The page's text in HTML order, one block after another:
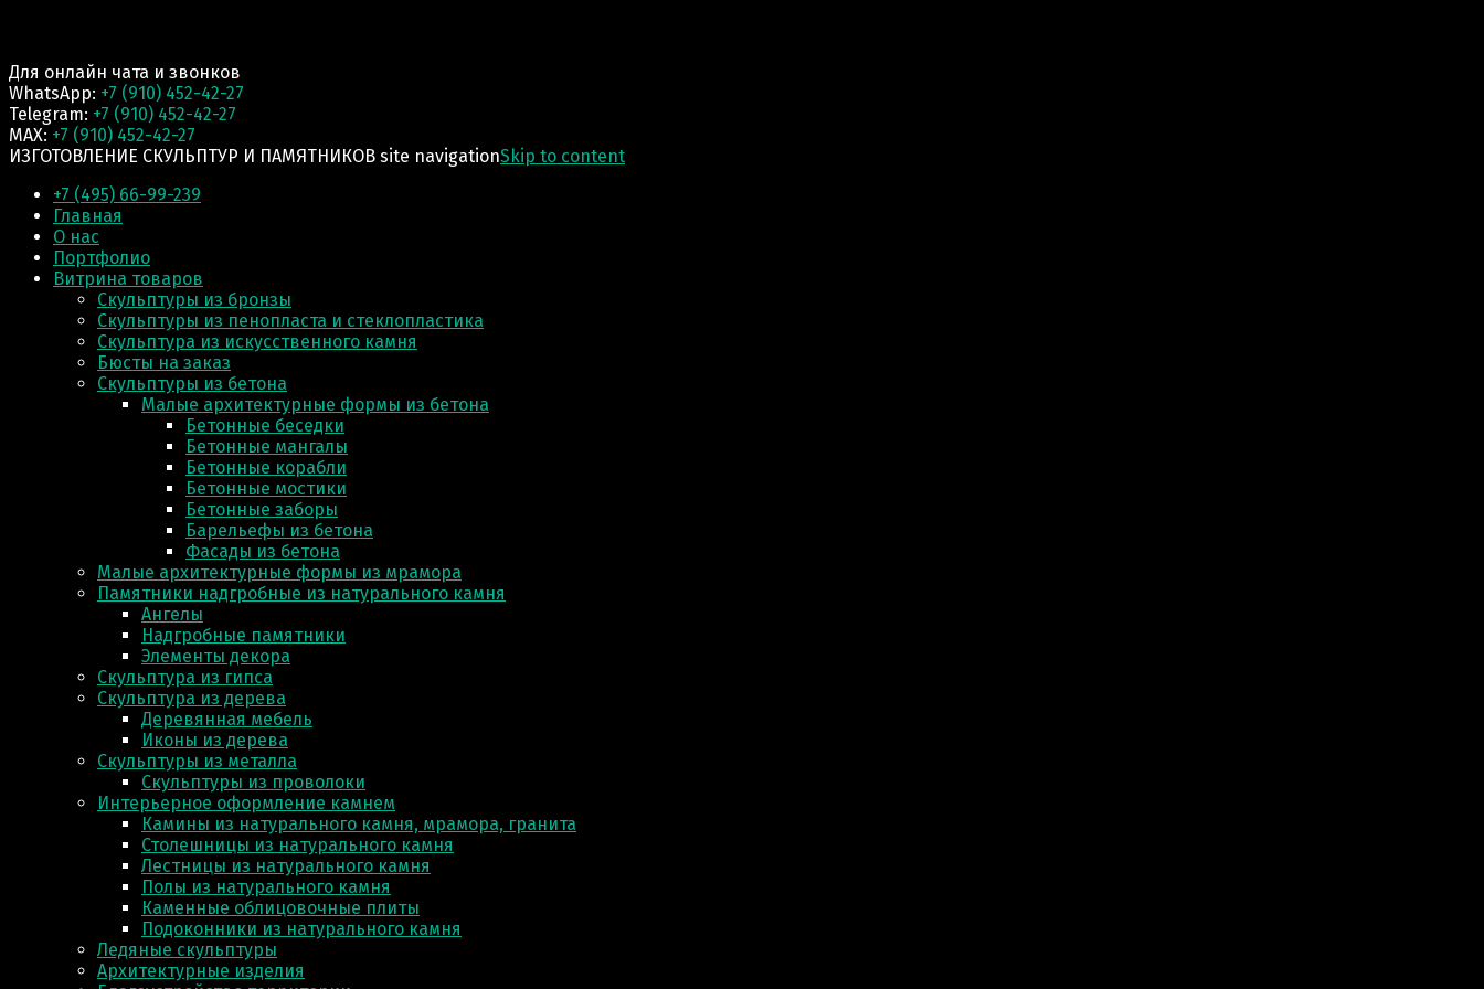
Для онлайн чата и звонков
WhatsApp: +7 (910) 452-42-27
Telegram: +7 (910) 452-42-27
MAX: +7 (910) 452-42-27
ИЗГОТОВЛЕНИЕ СКУЛЬПТУР И ПАМЯТНИКОВ site navigationSkip to content
+7 (495) 66-99-239
Главная
О нас
Портфолио
Витрина товаров
Скульптуры из бронзы
Скульптуры из пенопласта и стеклопластика
Скульптура из искусственного камня
Бюсты на заказ
Скульптуры из бетона
Малые архитектурные формы из бетона
Бетонные беседки
Бетонные мангалы
Бетонные корабли
Бетонные мостики
Бетонные заборы
Барельефы из бетона
Фасады из бетона
Малые архитектурные формы из мрамора
Памятники надгробные из натурального камня
Ангелы
Надгробные памятники
Элементы декора
Скульптура из гипса
Скульптура из деревa
Деревянная мебель
Иконы из дерева
Скульптуры из металла
Скульптуры из проволоки
Интерьерное оформление камнем
Камины из натурального камня, мрамора, гранита
Столешницы из натурального камня
Лестницы из натурального камня
Полы из натурального камня
Каменные облицовочные плиты
Подоконники из натурального камня
Ледяные скульптуры
Архитектурные изделия